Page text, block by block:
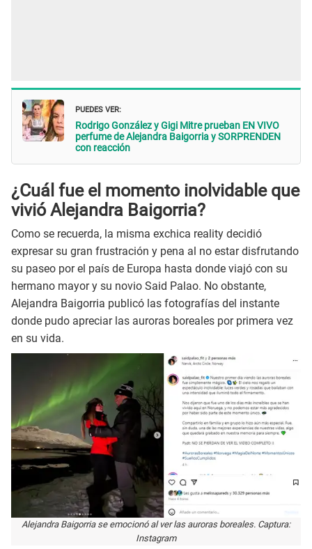
PUEDES VER:
Rodrigo González y Gigi Mitre prueban EN VIVO
perfume de Alejandra Baigorria y SORPRENDEN
con reacción
¿Cuál fue el momento inolvidable que
vivió Alejandra Baigorria?
Como se recuerda, la misma exchica reality decidió
expresar su gran frustración y pena al no estar disfrutando
su paseo por el país de Europa hasta donde viajó con su
hermano mayor y su novio Said Palao. No obstante,
Alejandra Baigorria publicó las fotografías del instante
donde pudo apreciar las auroras boreales por primera vez
en su vida.
Alejandra Baigorria se emocionó al ver las auroras boreales. Captura:
Instagram